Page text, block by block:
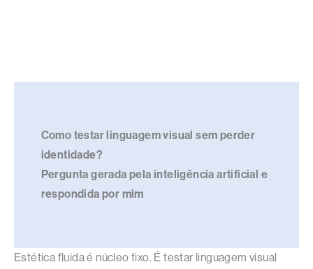
Como testar linguagem visual sem perder
identidade?
Pergunta gerada pela inteligência artificial e
respondida por mim
Estética fluida é núcleo fixo. É testar linguagem visual